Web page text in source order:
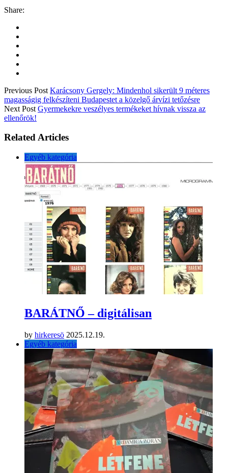
Share:
Previous Post Karácsony Gergely: Mindenhol sikerült 9 méteres
magasságig felkészíteni Budapestet a közelgő árvízi tetőzésre
Next Post Gyermekekre veszélyes termékeket hívnak vissza az
ellenőrök!
Related Articles
Egyéb kategória
BARÁTNŐ – digitálisan
by hirkeresö 2025.12.19.
Egyéb kategória